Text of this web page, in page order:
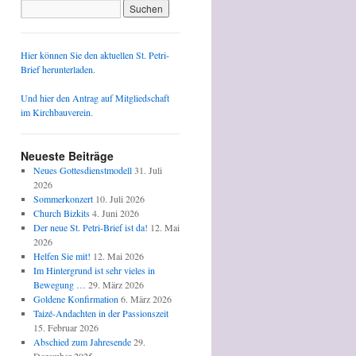
Hier können Sie den aktuellen St. Petri-
Brief herunterladen.
Und hier den Antrag auf Mitgliedschaft
im Kirchbauverein.
Neueste Beiträge
Neues Gottesdienstmodell 31. Juli
2026
Sommerkonzert 10. Juli 2026
Church Bizkits 4. Juni 2026
Der neue St. Petri-Brief ist da! 12. Mai
2026
Helfen Sie mit! 12. Mai 2026
Im Hintergrund ist sehr vieles in
Bewegung … 29. März 2026
Goldene Konfirmation 6. März 2026
Taizé-Andachten in der Passionszeit
15. Februar 2026
Abschied zum Jahresende 29.